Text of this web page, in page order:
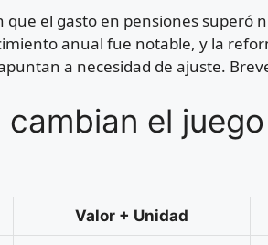
el gasto en pensiones superó
anual fue notable, y la
a necesidad de ajuste.
el
Valor + Unidad